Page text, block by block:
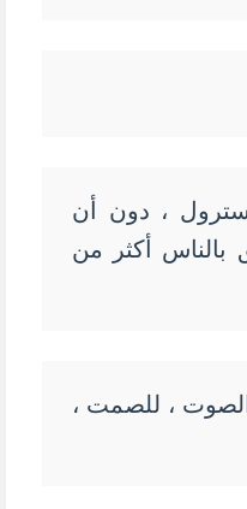
، دون أن
أكثر من
الصوت ، للصمت ،